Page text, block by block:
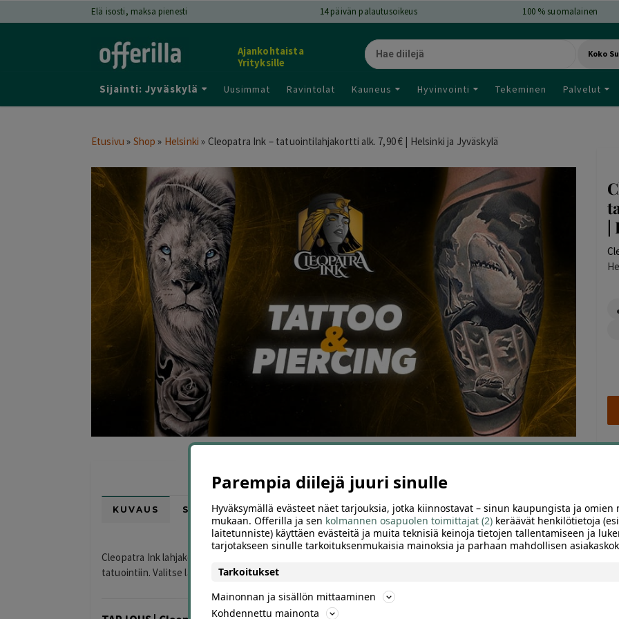
Elä isosti, maksa pienesti 14päivän palautusoikeus 100 % suomalainen
Ajankohtaista
Yrityksille
Koko
Sijainti: Jyväskylä Uusimmat Ravintolat Kauneus Hyvinvointi Tekeminen Palvelut
Etusivu » Shop » Helsinki » Cleopatra Ink – tatuointilahjakortti alk. 7,90 € | Helsinki ja Jyväskylä
KUVAUS SIJAINTI KARTALLA ARVIOT (0) SUOSITTELE
Cleopatra Ink lahjakortti tuo 50 € etua vähintään 200 €:n tatuointiin tai 100 € etua vähintään 400 €:n
tatuointiin. Valitse lahjakortti alk. 7,90 €:lla ja käytä se Cleopatra Inkin Helsingin tai Jyväskylän studiossa.
|
Parempia diilejä juuri sinulle
Hyväksymällä evästeet näet tarjouksia, jotka kiinnostavat – sinun kaupungista ja omien
mukaan. Offerilla ja sen kolmannen osapuolen toimittajat (2) keräävät henkilötietoja
laitetunniste) käyttäen evästeitä ja muita teknisiä keinoja tietojen tallentamiseen ja
tarjotakseen sinulle tarkoituksenmukaisia mainoksia ja parhaan mahdollisen
Tarkoitukset
Mainonnan ja sisällön mittaaminen
Kohdennettu mainonta